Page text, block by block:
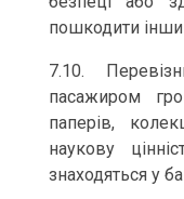
пошкодити
7.10.
пасажиром
паперів,
наукову
знаходяться у